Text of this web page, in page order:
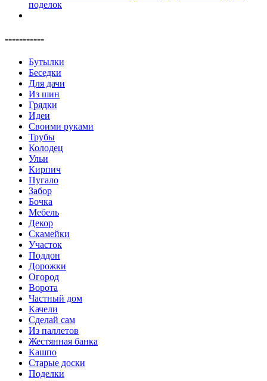
-----------
Бутылки
Беседки
Для дачи
Из шин
Грядки
Идеи
Своими руками
Трубы
Колодец
Ульи
Кирпич
Пугало
Забор
Бочка
Мебель
Декор
Скамейки
Участок
Поддон
Дорожки
Огород
Ворота
Частный дом
Качели
Сделай сам
Из паллетов
Жестянная банка
Кашпо
Старые доски
Поделки